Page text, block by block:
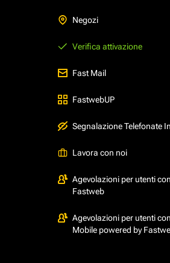
Negozi
Verifica attivazione
Fast Mail
FastwebUP
Segnalazione Telefonate
Lavora con noi
Agevolazioni per utenti
Fastweb
Agevolazioni per utenti
Mobile powered by